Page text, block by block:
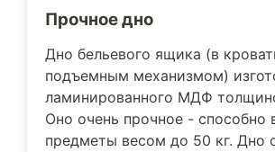
Прочное дно
Дно бельевого ящика (в
подъемным механизмом)
ламинированного МДФ
Оно очень прочное - способно
предметы весом до 50 кг. Дно